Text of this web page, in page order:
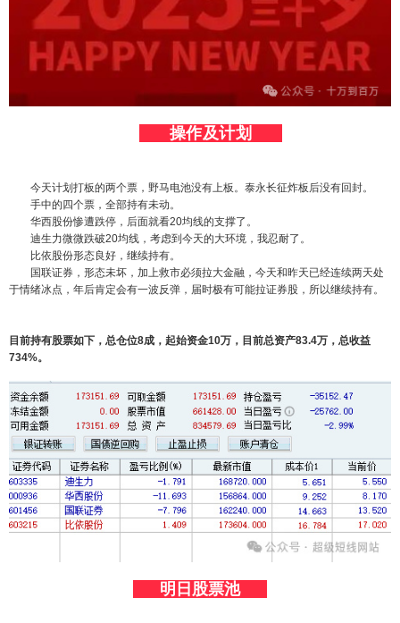
操作及计划
今天计划打板的两个票，野马电池没有上板。泰永长征炸板后没有回封。
手中的四个票，全部持有未动。
华西股份惨遭跌停，后面就看20均线的支撑了。
迪生力微微跌破20均线，考虑到今天的大环境，我忍耐了。
比依股份形态良好，继续持有。
国联证券，形态未坏，加上救市必须拉大金融，今天和昨天已经连续两天处
于情绪冰点，年后肯定会有一波反弹，届时极有可能拉证券股，所以继续持有。
目前持有股票如下，总仓位8成，起始资金10万，目前总资产83.4万，总收益
734%。
明日股票池